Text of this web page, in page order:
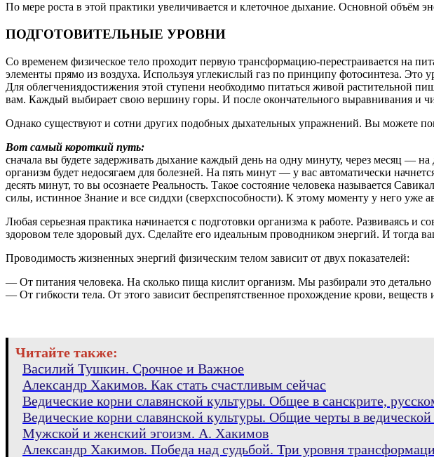
По мере роста в этой практики увеличивается и клеточное дыхание. Основной объём
ПОДГОТОВИТЕЛЬНЫЕ УРОВНИ
Со временем физическое тело проходит первую трансформацию-перестраивается на
элементы прямо из воздуха. Используя углекислый газ по принципу фотосинтеза.
Для облегчениядостижения этой ступени необходимо питаться живой растительной
вам. Каждый выбирает свою вершину горы. И после окончательного выравнивания и
Однако существуют и сотни других подобных дыхательных упражнений. Вы можете
Вот самый короткий путь:
сначала вы будете задерживать дыхание каждый день на одну минуту, через месяц —
организм будет недосягаем для болезней. На пять минут — у вас автоматически
десять минут, то вы осознаете Реальность. Такое состояние человека называется
силы, истинное Знание и все сиддхи (сверхспособности). К этому моменту у него уже
Любая серьезная практика начинается с подготовки организма к работе. Развиваясь и
здоровом теле здоровый дух. Сделайте его идеальным проводником энергий. И тогда
Проводимость жизненных энергий физическим телом зависит от двух показателей:
— От питания человека. На сколько пища кислит организм. Мы разбирали это детально
— От гибкости тела. От этого зависит беспрепятственное прохождение крови,
Читайте также:
Василий Тушкин. Срочное и Важное
Александр Хакимов. Как стать счастливым сейчас
Ведические корни славянской культуры. Общее в санскрите,
Ведические корни славянской культуры. Общие черты в ведической
Мужской и женский эгоизм. А. Хакимов
Александр Хакимов. Победа над судьбой. Три уровня